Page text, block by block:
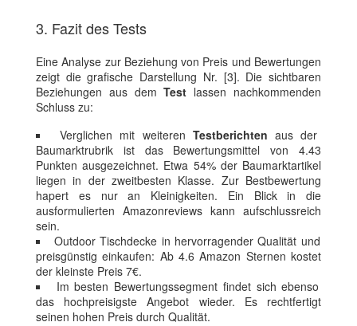
3. Fazit des Tests
Eine Analyse zur Beziehung von Preis und Bewertungen
zeigt die grafische Darstellung Nr. [3]. Die sichtbaren
Beziehungen aus demTest lassen nachkommenden
Schluss zu:
Verglichen mit weiteren Testberichten aus der
Baumarktrubrik ist das Bewertungsmittel von 4.43
Punkten ausgezeichnet. Etwa 54% der Baumarktartikel
liegen in der zweitbesten Klasse. Zur Bestbewertung
hapert es nur an Kleinigkeiten. Ein Blick in die
ausformulierten Amazonreviews kann aufschlussreich
sein.
Outdoor Tischdecke in hervorragender Qualität und
preisgünstig einkaufen: Ab 4.6 Amazon Sternen kostet
der kleinste Preis 7€.
Im besten Bewertungssegment findet sich ebenso
das hochpreisigste Angebot wieder. Es rechtfertigt
seinen hohen Preis durch Qualität.